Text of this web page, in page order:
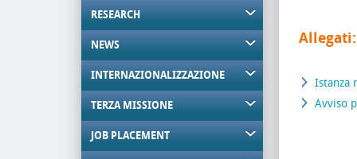
RESEARCH
NEWS
INTERNAZIONALIZZAZIONE
TERZA MISSIONE
JOB PLACEMENT
Allegati:
Istanza
Avviso